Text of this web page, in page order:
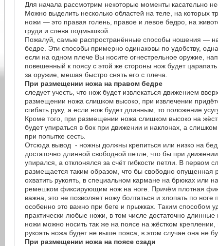
Для начала рассмотрим некоторые моменты касательно
Можно выделить несколько областей на теле, на которых
ножи — это правая голень, правое и левое бедро, на
груди и слева подмышкой.
Пожалуй, самые распространённые способы ношения —
бедре. Эти способы примерно одинаковы по удобству,
если на одном плече Вы носите огнестрельное оружие,
повешенный к поясу с этой же стороны нож будет
за оружие, мешая быстро снять его с плеча.
При размещении ножа на правом бедре
следует учесть, что нож будет извлекаться движением
размещении ножа слишком высоко, при извлечении
сгибать руку, а если нож будет длинным, то положение
Кроме того, при размещении ножа слишком высоко на
будет упираться в бок при движении и наклонах, а
при попытке сесть.
Отсюда вывод - ножны должны крепиться или низко на
достаточно длинной свободной петле, что бы при
упирался, а отклонялся за счёт гибкости петли. В первом
размещается таким образом, что бы свободно опущенная
охватить рукоять, в специальном кармане на брюках или
ремешком фиксирующим нож на ноге. Причём плотная
важна, это не позволяет ножу болтаться и хлопать по ноге
особенно это важно при беге и прыжках. Таким способом
практически любые ножи, в том числе достаточно длинные
ножи можно носить так же на поясе на жёстком креплении,
рукоять ножа будет не выше пояса, в этом случае она не
При размещении ножа на поясе сзади